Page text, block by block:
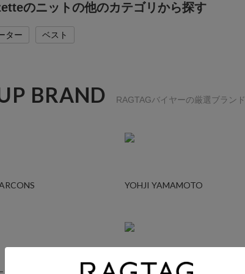
のニットの他のカテゴリから探す
ター ベスト
BRAND RAGTAGバイヤーの厳選ブランド
YOHJI YAMAMOTO